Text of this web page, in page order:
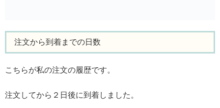
注文から到着までの日数
こちらが私の注文の履歴です。
注文してから２日後に到着しました。